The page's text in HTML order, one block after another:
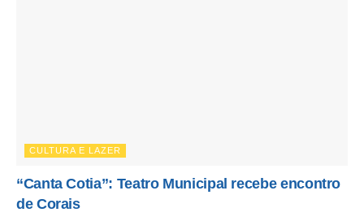
CULTURA E LAZER
“Canta Cotia”: Teatro Municipal recebe encontro
de Corais